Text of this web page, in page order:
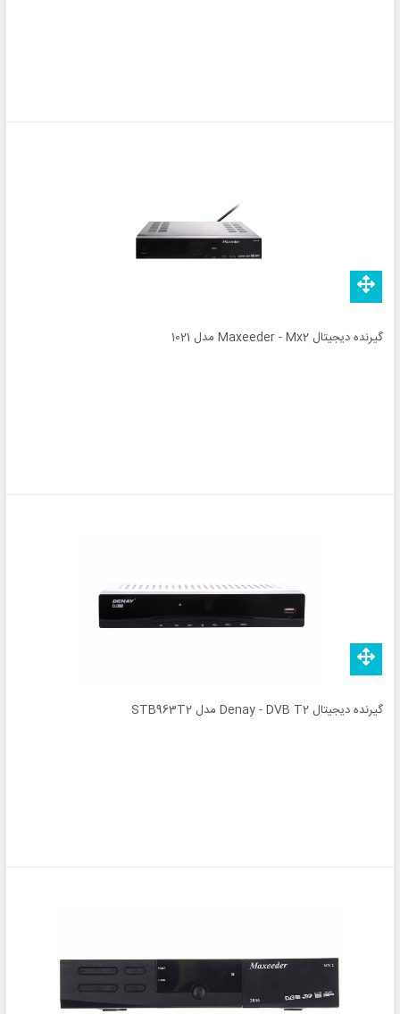
گیرنده دیجیتال Maxeeder - Mx2 مدل 1021
گیرنده دیجیتال Denay - DVB T2 مدل STB963T2